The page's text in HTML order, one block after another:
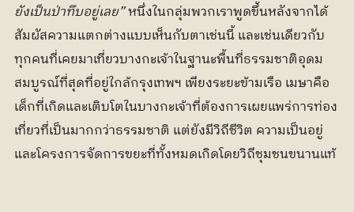
ยังเป็นป่าทึบอยู่เลย​” หนึ่งในกลุ่มพวกเราพูดขึ้นหลังจากได้
สัมผัสความแตกต่างแบบเห็นกับตาเช่นนี้ และเช่นเดียวกับ
ทุกคนที่เคยมาเที่ยวบางกะเจ้าในฐานะพื้นที่ธรรมชาติอุดม
สมบูรณ์ที่สุดที่อยู่ใกล้กรุงเทพฯ เพียงระยะข้ามเรือ เมษาคือ
เด็กที่เกิดและเติบโตในบางกะเจ้าที่ต้องการเผยแพร่การท่อง
เที่ยวที่เป็นมากกว่าธรรมชาติ แต่ยังมีวิถีชีวิต ความเป็นอยู่
และโครงการจัดการขยะที่ทั้งหมดเกิดโดยวิถีชุมชนขนานแท้